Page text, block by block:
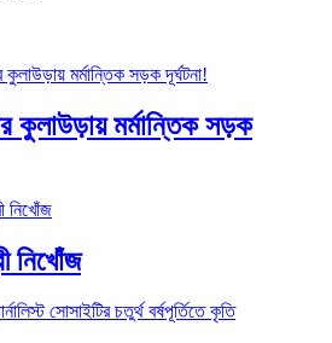
কুলাউড়ায় মর্মান্তিক সড়ক
নিখোঁজ